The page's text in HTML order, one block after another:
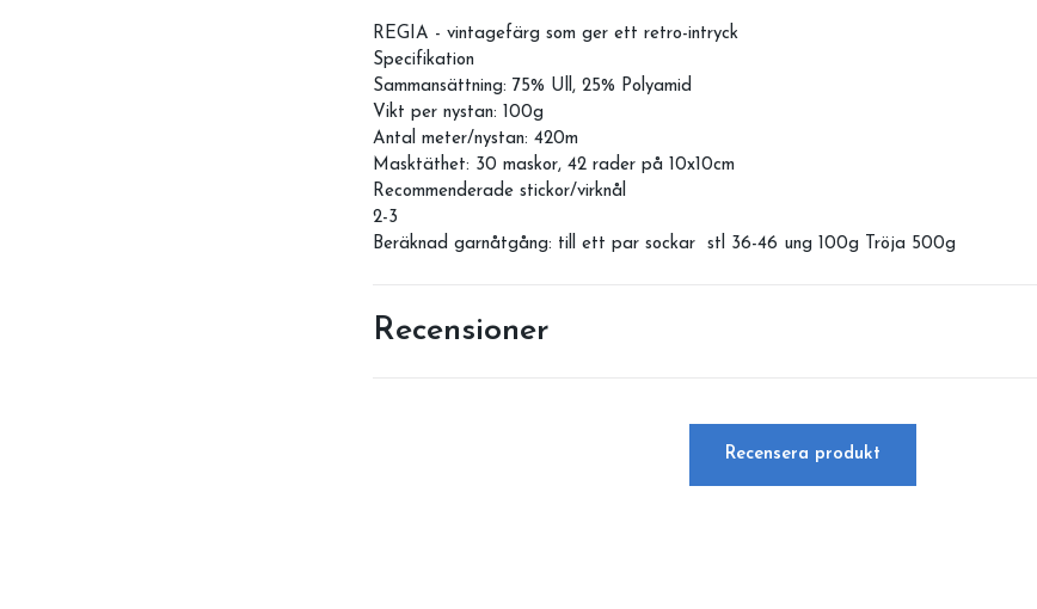
REGIA - vintagefärg som ger ett retro-intryck
Specifikation
Sammansättning: 75% Ull, 25% Polyamid
Vikt per nystan: 100g
Antal meter/nystan: 420m
Masktäthet: 30 maskor, 42 rader på 10x10cm
Recommenderade stickor/virknål
2-3
Beräknad garnåtgång: till ett par sockar stl 36-46 ung 100g Tröja 500g
Recensioner
Recensera produkt